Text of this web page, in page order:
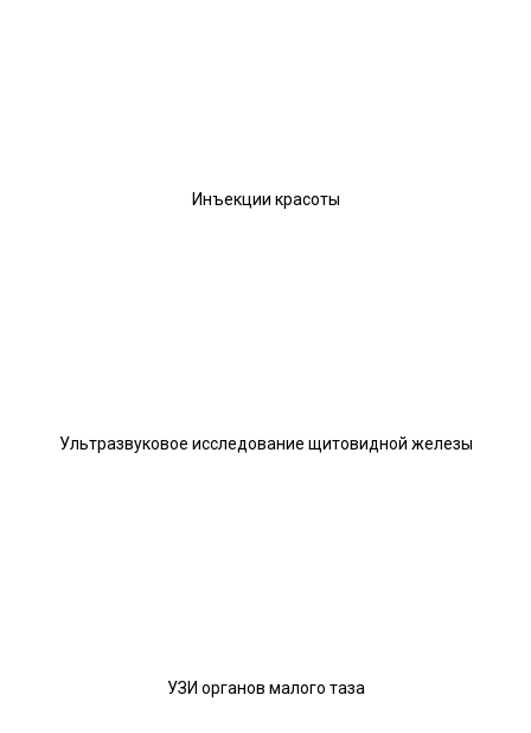
Инъекции красоты
Ультразвуковое исследование щитовидной железы
УЗИ органов малого таза